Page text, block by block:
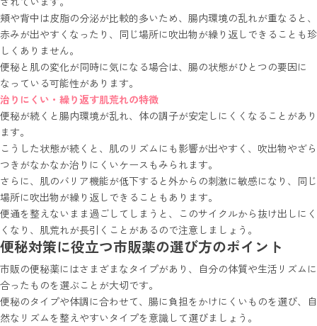
頬や背中は皮脂の分泌が比較的多いため、腸内環境の乱れが重なると、
赤みが出やすくなったり、同じ場所に吹出物が繰り返しできることも珍
しくありません。
便秘と肌の変化が同時に気になる場合は、腸の状態がひとつの要因に
なっている可能性があります。
治りにくい・繰り返す肌荒れの特徴
便秘が続くと腸内環境が乱れ、体の調子が安定しにくくなることがあり
ます。
こうした状態が続くと、肌のリズムにも影響が出やすく、吹出物やざら
つきがなかなか治りにくいケースもみられます。
さらに、肌のバリア機能が低下すると外からの刺激に敏感になり、同じ
場所に吹出物が繰り返しできることもあります。
便通を整えないまま過ごしてしまうと、このサイクルから抜け出しにく
くなり、肌荒れが長引くことがあるので注意しましょう。
便秘対策に役立つ市販薬の選び方のポイント
市販の便秘薬にはさまざまなタイプがあり、自分の体質や生活リズムに
合ったものを選ぶことが大切です。
便秘のタイプや体調に合わせて、腸に負担をかけにくいものを選び、自
然なリズムを整えやすいタイプを意識して選びましょう。